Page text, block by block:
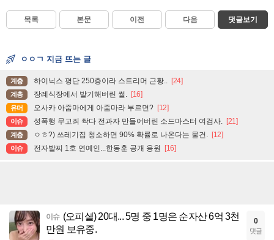
목록 본문 이전 다음 댓글보기
ㅇㅇㄱ 지금 뜨는 글
계층 하이닉스 평단 250층이라 스트리머 근황.. [24]
계층 장례식장에서 발기해버린 썰. [16]
유머 오사카 아줌마에게 아줌마라 부르면? [12]
이슈 성폭행 무고죄 싹다 전과자 만들어버린 소드마스터 여검사. [21]
계층 ㅇㅎ?) 쓰레기집 청소하면 90% 확률로 나온다는 물건. [12]
이슈 전자발찌 1호 연예인...한동훈 공개 응원 [16]
이슈 (오피셜) 20대... 5명 중 1명은 순자산 6억 3천
만원 보유중.
0
댓글